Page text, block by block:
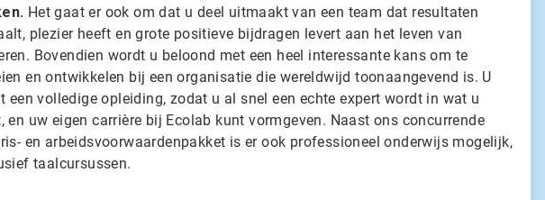
Het gaat er ook om dat u deel uitmaakt van een team dat resultaten
plezier heeft en grote positieve bijdragen levert aan het leven van
Bovendien wordt u beloond met een heel interessante kans om te
en ontwikkelen bij een organisatie die wereldwijd toonaangevend is. U
een volledige opleiding, zodat u al snel een echte expert wordt in wat u
en uw eigen carrière bij Ecolab kunt vormgeven. Naast ons concurrende
en arbeidsvoorwaardenpakket is er ook professioneel onderwijs mogelijk,
taalcursussen.